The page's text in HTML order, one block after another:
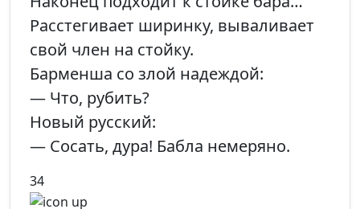
Расстегивает ширинку, вываливает
свой член на стойку.
Барменша со злой надеждой:
— Что, рубить?
Новый русский:
— Сосать, дура! Бабла немеряно.
34